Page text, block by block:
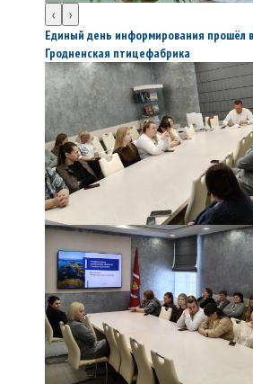
‹
›
Единый день информирования прошёл
Гродненская птицефабрика